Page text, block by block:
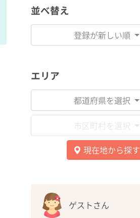
並べ替え
登録が新しい順
エリア
都道府県を選択
市区町村を選択
現在地から探す
ゲストさん